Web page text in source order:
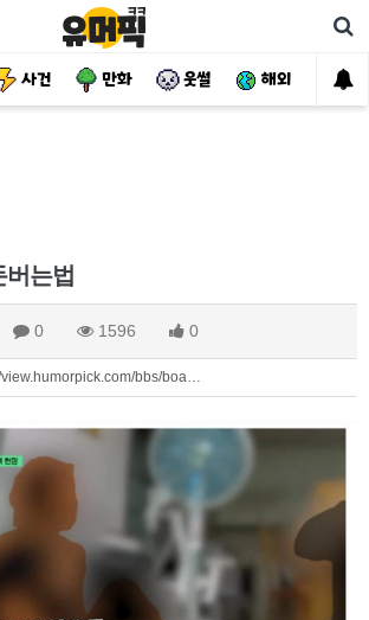
사건 만화 웃썰 해외 핫
버는법
0 1596 0
view.humorpick.com/bbs/boa…